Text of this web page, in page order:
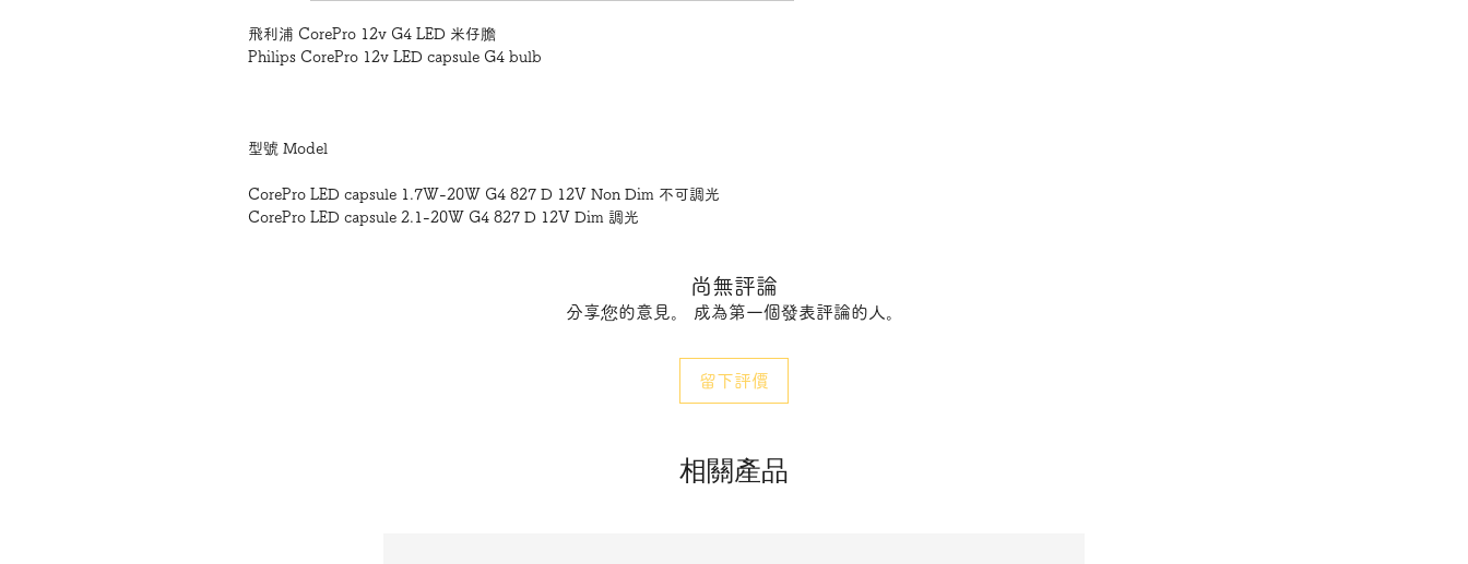
飛利浦 CorePro 12v G4 LED 米仔膽
Philips CorePro 12v LED capsule G4 bulb
型號 Model
CorePro LED capsule 1.7W-20W G4 827 D 12V Non Dim 不可調光
CorePro LED capsule 2.1-20W G4 827 D 12V Dim 調光
尚無評論
分享您的意見。 成為第一個發表評論的人。
留下評價
相關產品